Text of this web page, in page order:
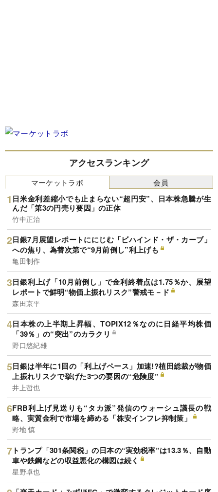
アクセスランキング
マーケットラボ
日米金利差縮小でも止まらない“超円安”、日本株急騰が生
んだ「第3の円売り要因」の正体
竹中正治
日銀7月展望レポートににじむ「ビハインド・ザ・カーブ」
への焦り、為替次第で“9月前倒し”利上げも
亀田制作
日銀利上げ「10月前倒し」で金利終着点は1.75％か、展望
レポートで鮮明“物価上振れリスク”警戒モ－ド
森田京平
日本株の上半期上昇幅、TOPIX12％なのに日経平均株価
「39％」の“突出”のカラクリ
野口悠紀雄
日銀は半年に1回の「利上げペース」加速!?植田総裁が物価
上振れリスクで挙げた3つの要因の“危険度”
井上哲也
FRB利上げ見送りも“タカ派”発信のウォーシュ議長の戦
略、実質金利で市場を締める「株安インフレ抑制策」
野地 慎
トランプ「301条関税」の日本の“実効税率”は13.3％、自動
車や鉄鋼などの収益悪化の構図は続く
星野卓也
会員